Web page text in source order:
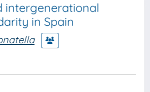
intergenerational
in Spain